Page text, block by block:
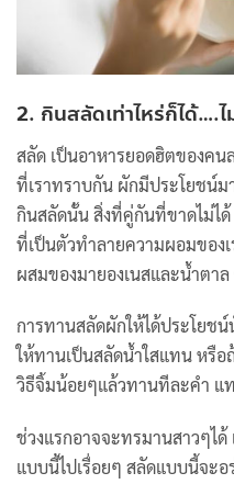
2. กินสลัดเท่าไหร่ก็ได้….
สลัด เป็นอาหารยอดฮิตของคน
ที่เราทราบกัน ผักมีประโยชน์
กินสลัดนั้น สิ่งที่คู่กันที่ขาดไม่ไ
ที่เป็นตัวทำลายความผอมของ
ผสมของมายองเนสและน้ำตา
การทานสลัดผักให้ได้ประโยช
ให้ทานเป็นสลัดน้ำใสแทน หรือ
วิธีจิ้มน้อยๆแล้วทานทีละคำ แ
ช่วงแรกอาจจะทรมานสาวๆไ
แบบนี้ไปเรื่อยๆ สลัดแบบนี้จะอ